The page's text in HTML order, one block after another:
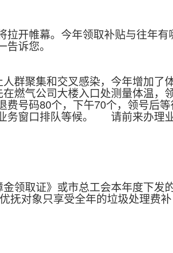
开帷幕。今年领取补贴与往年有
告诉您。
群聚集和交叉感染，今年增加了
燃气公司大楼入口处测量体温，
费号码80个，下午70个，领号后
务窗口排队等候。 请前来办理
领取证》或市总工会本年度下发
抚对象只享受全年的垃圾处理费补